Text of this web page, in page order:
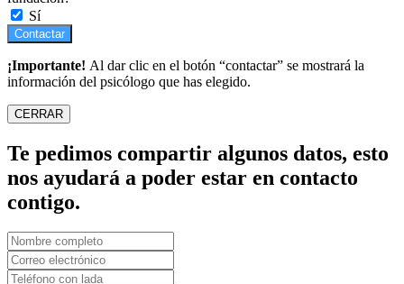
Sí
Contactar
¡Importante! Al dar clic en el botón “contactar” se mostrará la
información del psicólogo que has elegido.
CERRAR
Te pedimos compartir algunos datos, esto
nos ayudará a poder estar en contacto
contigo.